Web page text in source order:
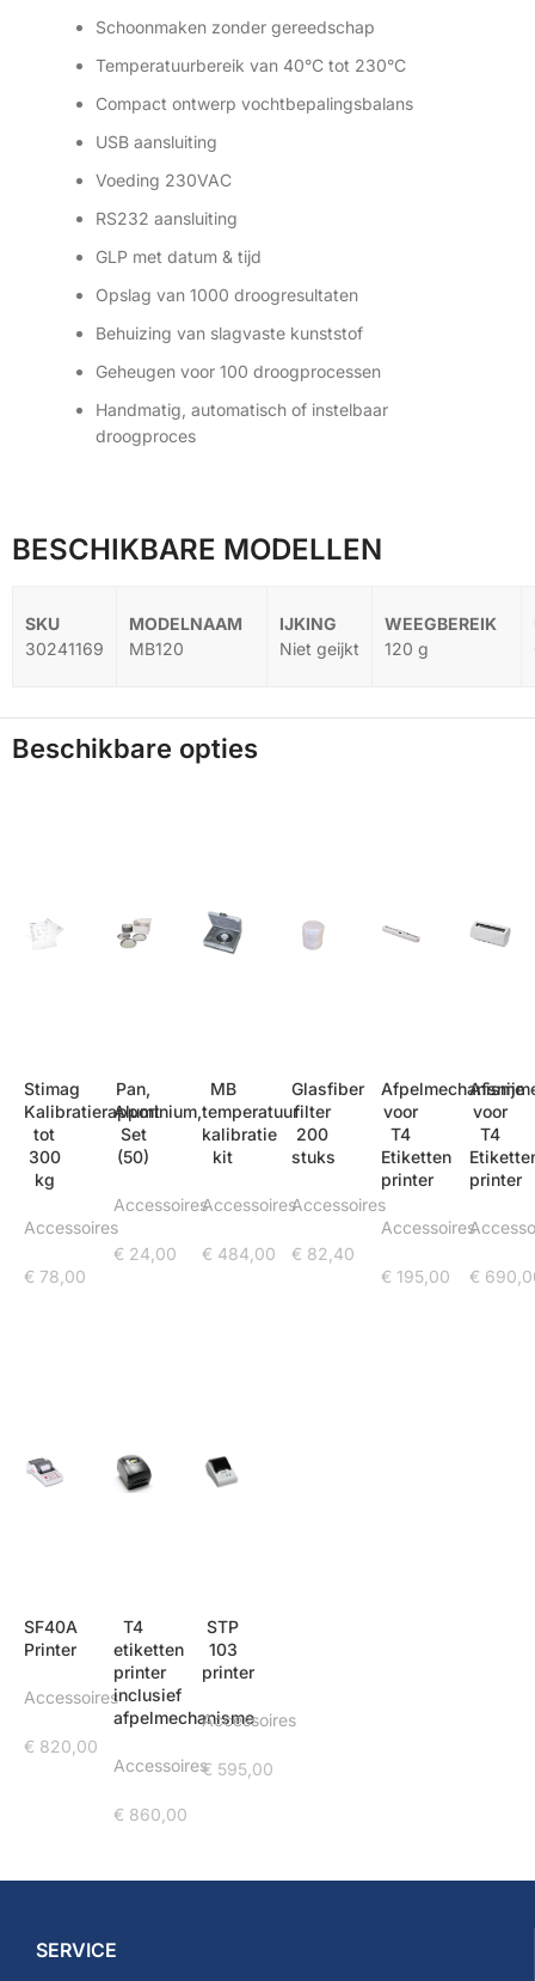
Schoonmaken zonder gereedschap
Temperatuurbereik van 40°C tot 230°C
Compact ontwerp vochtbepalingsbalans
USB aansluiting
Voeding 230VAC
RS232 aansluiting
GLP met datum & tijd
Opslag van 1000 droogresultaten
Behuizing van slagvaste kunststof
Geheugen voor 100 droogprocessen
Handmatig, automatisch of instelbaar
droogproces
BESCHIKBARE MODELLEN
30241169 MB120 Niet geijkt 120 g
Beschikbare opties
Stimag
Kalibratierapport
tot
300
kg
Accessoires
€ 78,00
Pan,
Aluminium,
Set
(50)
Accessoires
€ 24,00
MB
temperatuur
kalibratie
kit
Accessoires
€ 484,00
Glasfiber
filter
200
stuks
Accessoires
€ 82,40
Afpelmechanisme
voor
T4
Etiketten
printer
Accessoires
€ 195,00
voor
T4
printer
€
SF40A
Printer
Accessoires
€ 820,00
T4
etiketten
printer
inclusief
afpelmechanisme
Accessoires
€ 860,00
STP
103
printer
Accessoires
€ 595,00
SERVICE